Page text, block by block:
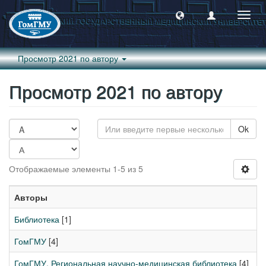
Просмотр 2021 по автору
Просмотр 2021 по автору
Ok
Отображаемые элементы 1-5 из 5
Авторы
Библиотека [1]
ГомГМУ [4]
ГомГМУ, Региональная научно-медицинская библиотека [4]